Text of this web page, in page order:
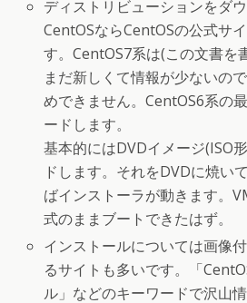
ディストリビューションをダ
CentOSならCentOSの公式サ
す。CentOS7系は(この文書を
まだ新しくて情報が少ないの
めできません。CentOS6系の
ードします。
基本的にはDVDイメージ(ISO
ドします。それをDVDに焼い
ばインストーラが動きます。
式のままブートできたはず。
インストールについては画像
るサイトも多いです。「
ル」などのキーワードで沢山